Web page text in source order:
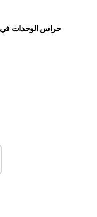
حراس الوحدات في